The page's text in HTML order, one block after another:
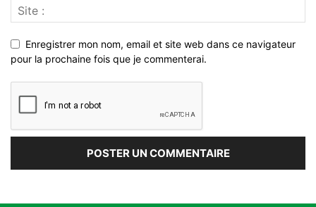
Enregistrer mon nom, email et site web dans ce navigateur
pour la prochaine fois que je commenterai.